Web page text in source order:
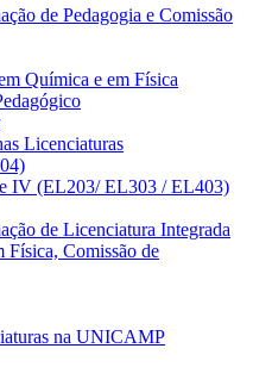
de Pedagogia e Comissão
Química e em Física
Licenciaturas
IV (EL203/ EL303 / EL403)
de Licenciatura Integrada
Física, Comissão de
na UNICAMP